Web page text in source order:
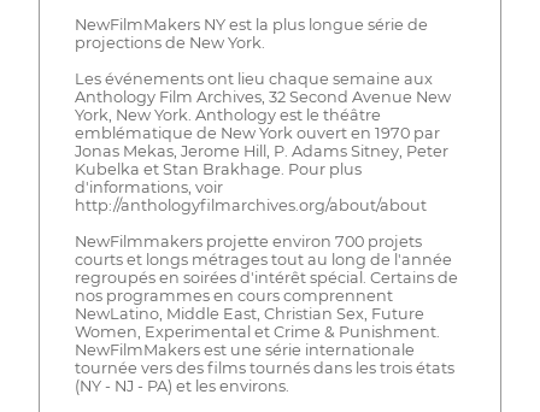
NewFilmMakers NY est la plus longue série de
projections de New York.
Les événements ont lieu chaque semaine aux
Anthology Film Archives, 32 Second Avenue New
York, New York. Anthology est le théâtre
emblématique de New York ouvert en 1970 par
Jonas Mekas, Jerome Hill, P. Adams Sitney, Peter
Kubelka et Stan Brakhage. Pour plus
d'informations, voir
http://anthologyfilmarchives.org/about/about
NewFilmmakers projette environ 700 projets
courts et longs métrages tout au long de l'année
regroupés en soirées d'intérêt spécial. Certains de
nos programmes en cours comprennent
NewLatino, Middle East, Christian Sex, Future
Women, Experimental et Crime & Punishment.
NewFilmMakers est une série internationale
tournée vers des films tournés dans les trois états
(NY - NJ - PA) et les environs.